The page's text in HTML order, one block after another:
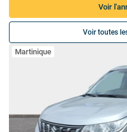
Voir
Voir toutes
Martinique